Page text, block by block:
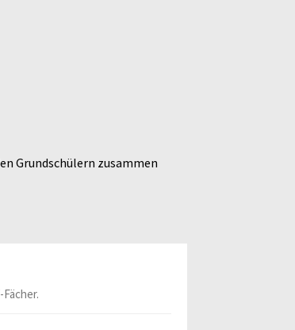
Grundschülern zusammen